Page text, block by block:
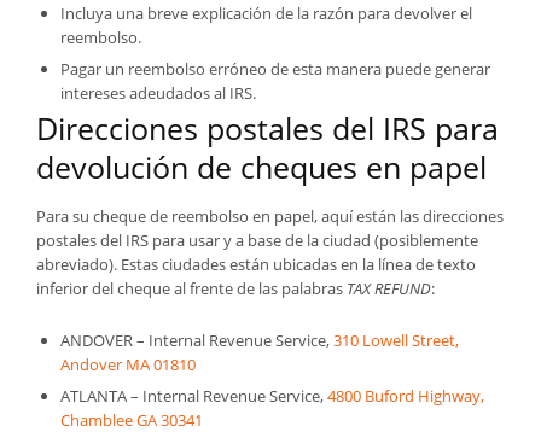
Incluya una breve explicación de la razón para devolver el
reembolso.
Pagar un reembolso erróneo de esta manera puede generar
intereses adeudados al IRS.
Direcciones postales del IRS para
devolución de cheques en papel
Para su cheque de reembolso en papel, aquí están las direcciones
postales del IRS para usar y a base de la ciudad (posiblemente
abreviado). Estas ciudades están ubicadas en la línea de texto
inferior del cheque al frente de las palabras TAX REFUND:
ANDOVER – Internal Revenue Service,310 Lowell Street,
Andover MA 01810
ATLANTA – Internal Revenue Service,4800 Buford Highway,
Chamblee GA 30341